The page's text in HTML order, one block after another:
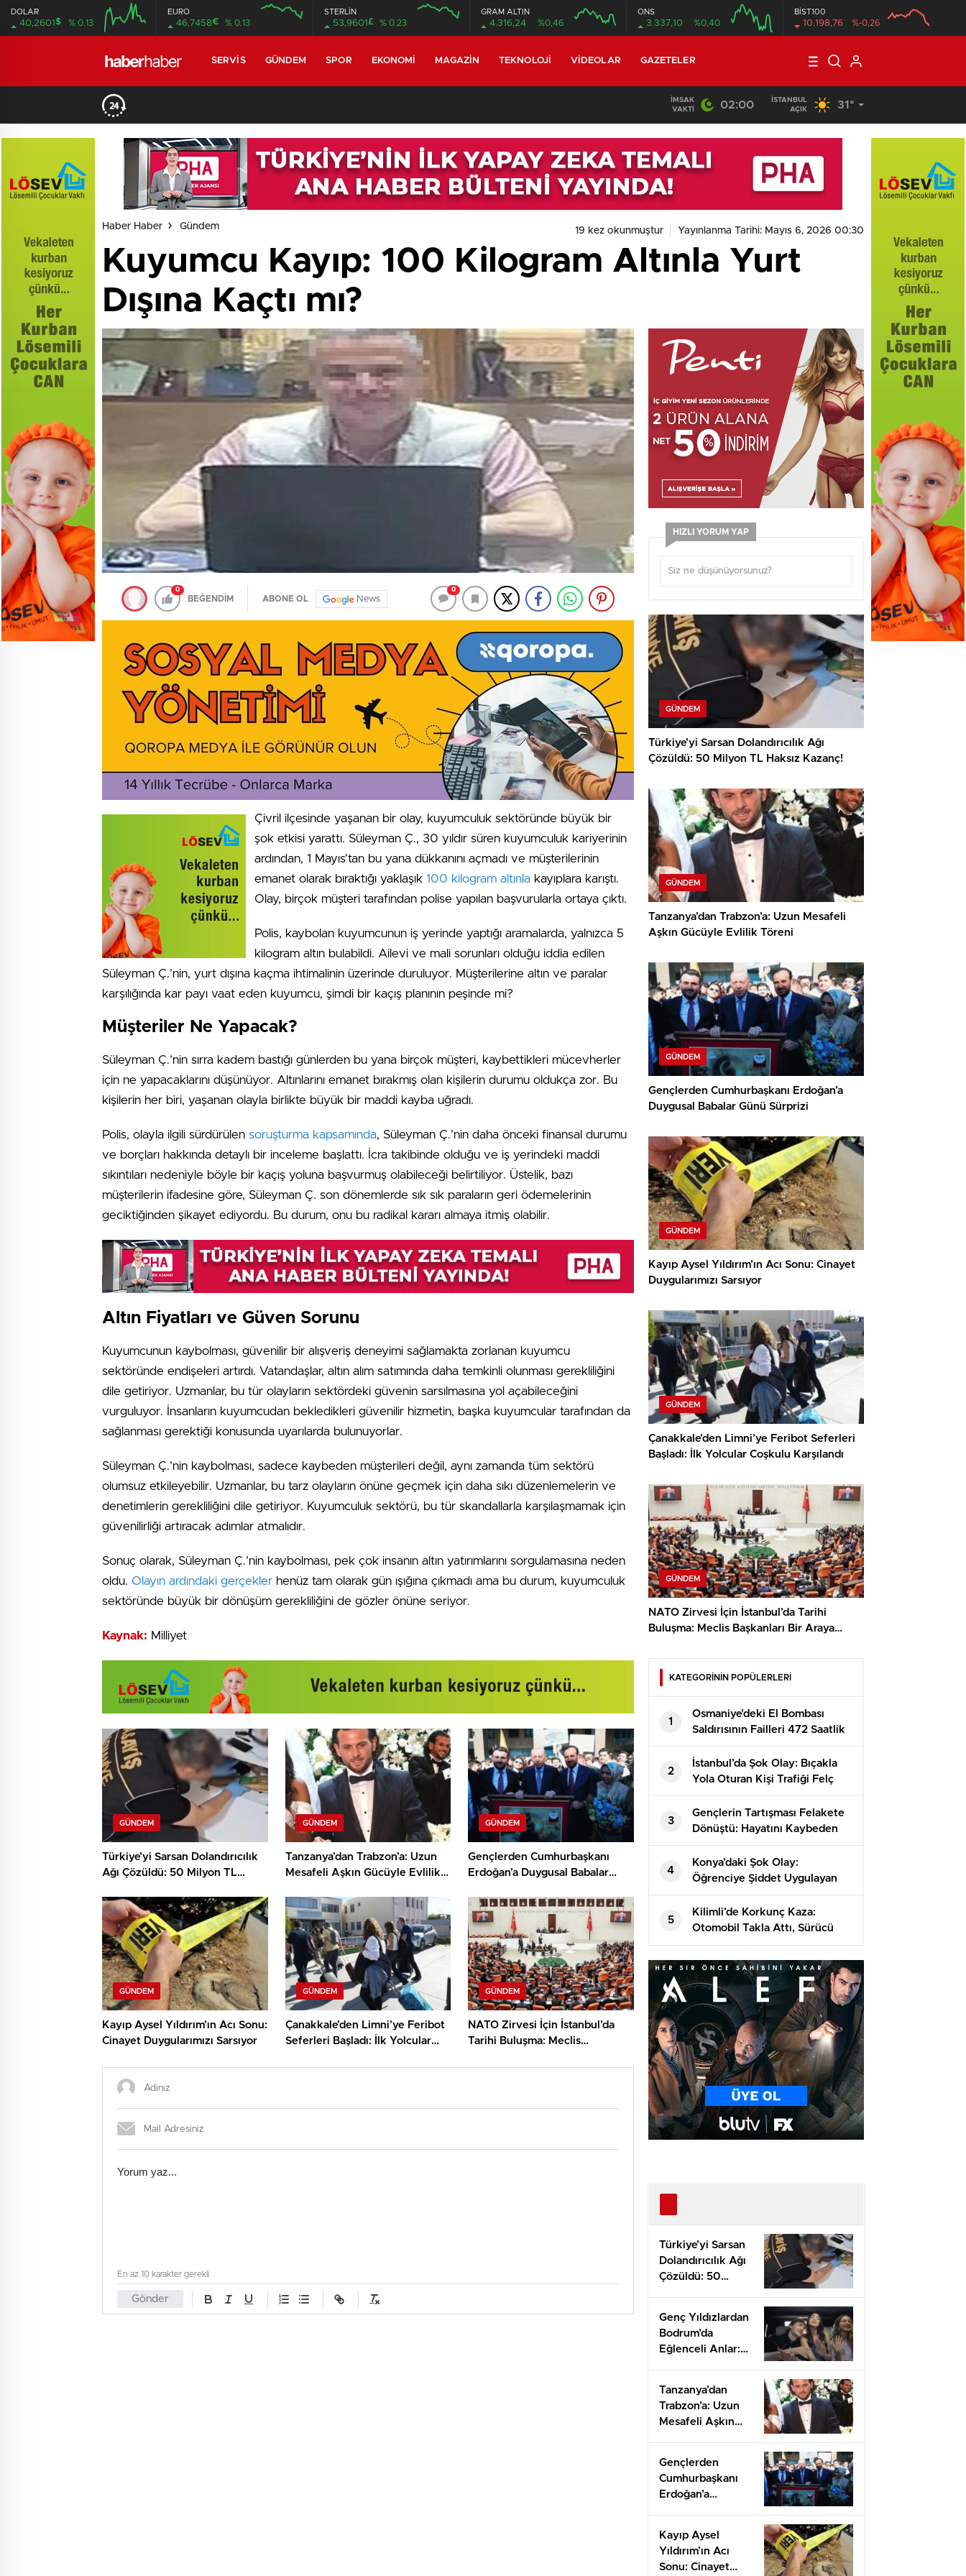
DOLAR
40,2601 $ % 0.13
EURO
46,7458€ % 0.13
STERLİN
53,9601 £ % 0.23
GRAM ALTIN
4.316,24 %0,46
ONS
3.337,10 %0,40
BİST100
10.198,76 %-0,26
SERVIS GÜNDEM SPOR EKONOMI MAGAZIN TEKNOLOJI VIDEOLAR GAZETELER
İMSAK
VAKTI
02:00
İSTANBUL
AÇIK
31°
Haber Haber Gündem 19 kez okunmuştur Yayınlanma Tarihi: Mayıs 6, 2026 00:30
Kuyumcu Kayıp: 100 Kilogram Altınla Yurt
Dışına Kaçtı mı?
0
BEĞENDİM ABONE OL News
0
Çivril ilçesinde yaşanan bir olay, kuyumculuk sektöründe büyük bir
şok etkisi yarattı. Süleyman Ç., 30 yıldır süren kuyumculuk kariyerinin
ardından, 1 Mayıs’tan bu yana dükkanını açmadı ve müşterilerinin
emanet olarak bıraktığı yaklaşık 100 kilogram altınla kayıplara karıştı.
Olay, birçok müşteri tarafından polise yapılan başvurularla ortaya çıktı.
Polis, kaybolan kuyumcunun iş yerinde yaptığı aramalarda, yalnızca 5
kilogram altın bulabildi. Ailevi ve mali sorunları olduğu iddia edilen
Süleyman Ç.’nin, yurt dışına kaçma ihtimalinin üzerinde duruluyor. Müşterilerine altın ve paralar
karşılığında kar payı vaat eden kuyumcu, şimdi bir kaçış planının peşinde mi?
Müşteriler Ne Yapacak?
Süleyman Ç.’nin sırra kadem bastığı günlerden bu yana birçok müşteri, kaybettikleri mücevherler
için ne yapacaklarını düşünüyor. Altınlarını emanet bırakmış olan kişilerin durumu oldukça zor. Bu
kişilerin her biri, yaşanan olayla birlikte büyük bir maddi kayba uğradı.
Polis, olayla ilgili sürdürülen soruşturma kapsamında, Süleyman Ç.’nin daha önceki finansal durumu
ve borçları hakkında detaylı bir inceleme başlattı. İcra takibinde olduğu ve iş yerindeki maddi
sıkıntıları nedeniyle böyle bir kaçış yoluna başvurmuş olabileceği belirtiliyor. Üstelik, bazı
müşterilerin ifadesine göre, Süleyman Ç. son dönemlerde sık sık paraların geri ödemelerinin
geciktiğinden şikayet ediyordu. Bu durum, onu bu radikal kararı almaya itmiş olabilir.
Altın Fiyatları ve Güven Sorunu
Kuyumcunun kaybolması, güvenilir bir alışveriş deneyimi sağlamakta zorlanan kuyumcu
sektöründe endişeleri artırdı. Vatandaşlar, altın alım satımında daha temkinli olunması gerekliliğini
dile getiriyor. Uzmanlar, bu tür olayların sektördeki güvenin sarsılmasına yol açabileceğini
vurguluyor. İnsanların kuyumcudan bekledikleri güvenilir hizmetin, başka kuyumcular tarafından da
sağlanması gerektiği konusunda uyarılarda bulunuyorlar.
Süleyman Ç.’nin kaybolması, sadece kaybeden müşterileri değil, aynı zamanda tüm sektörü
olumsuz etkileyebilir. Uzmanlar, bu tarz olayların önüne geçmek için daha sıkı düzenlemelerin ve
denetimlerin gerekliliğini dile getiriyor. Kuyumculuk sektörü, bu tür skandallarla karşılaşmamak için
güvenilirliği artıracak adımlar atmalıdır.
Sonuç olarak, Süleyman Ç.’nin kaybolması, pek çok insanın altın yatırımlarını sorgulamasına neden
oldu. Olayın ardındaki gerçekler henüz tam olarak gün ışığına çıkmadı ama bu durum, kuyumculuk
sektöründe büyük bir dönüşüm gerekliliğini de gözler önüne seriyor.
Kaynak: Milliyet
GÜNDEM
Türkiye’yi Sarsan Dolandırıcılık
Ağı Çözüldü: 50 Milyon TL
GÜNDEM
Tanzanya’dan Trabzon’a: Uzun
Mesafeli Aşkın Gücüyle Evlilik
GÜNDEM
Gençlerden Cumhurbaşkanı
Erdoğan’a Duygusal Babalar
GÜNDEM
Kayıp Aysel Yıldırım’ın Acı Sonu:
Cinayet Duygularımızı Sarsıyor
GÜNDEM
Çanakkale’den Limni’ye Feribot
Seferleri Başladı: İlk Yolcular
GÜNDEM
NATO Zirvesi İçin İstanbul’da
Tarihi Buluşma: Meclis
Gönder
En az 10 karakter gerekli
HIZLI YORUM YAP
GÜNDEM
Türkiye’yi Sarsan Dolandırıcılık Ağı
Çözüldü: 50 Milyon TL Haksız Kazanç!
GÜNDEM
Tanzanya’dan Trabzon’a: Uzun Mesafeli
Aşkın Gücüyle Evlilik Töreni
GÜNDEM
Gençlerden Cumhurbaşkanı Erdoğan’a
Duygusal Babalar Günü Sürprizi
GÜNDEM
Kayıp Aysel Yıldırım’ın Acı Sonu: Cinayet
Duygularımızı Sarsıyor
GÜNDEM
Çanakkale’den Limni’ye Feribot Seferleri
Başladı: İlk Yolcular Coşkulu Karşılandı
GÜNDEM
NATO Zirvesi İçin İstanbul’da Tarihi
Buluşma: Meclis Başkanları Bir Araya
KATEGORİNİN POPÜLERLERİ
1
Osmaniye’deki El Bombası
Saldırısının Failleri 472 Saatlik
Kamera İncelemesiyle
Yakalandı!
2
İstanbul’da Şok Olay: Bıçakla
Yola Oturan Kişi Trafiği Felç
Etti!
3
Gençlerin Tartışması Felakete
Dönüştü: Hayatını Kaybeden
Alperen’in Dramı
4
Konya’daki Şok Olay:
Öğrenciye Şiddet Uygulayan
Görevli Tutuklandı!
5
Kilimli’de Korkunç Kaza:
Otomobil Takla Attı, Sürücü
Ağır Yaralı
Türkiye’yi Sarsan
Dolandırıcılık Ağı
Çözüldü: 50
Genç Yıldızlardan
Bodrum’da
Eğlenceli Anlar:
Tanzanya’dan
Trabzon’a: Uzun
Mesafeli Aşkın
Gençlerden
Cumhurbaşkanı
Erdoğan’a
Kayıp Aysel
Yıldırım’ın Acı
Sonu: Cinayet